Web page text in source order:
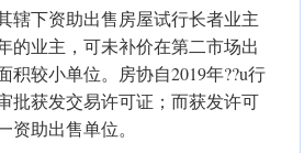
辖下资助出售房屋试行长者业主
的业主，可未补价在第二市场出
较小单位。房协自2019年??u行
批获发交易许可证；而获发许可
助出售单位。